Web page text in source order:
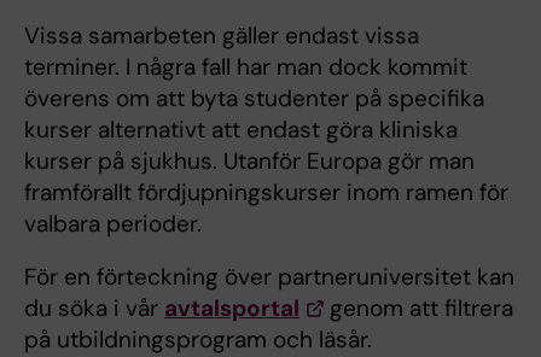
Vissa samarbeten gäller endast vissa
terminer. I några fall har man dock kommit
överens om att byta studenter på specifika
kurser alternativt att endast göra kliniska
kurser på sjukhus. Utanför Europa gör man
framförallt fördjupningskurser inom ramen för
valbara perioder.
För en förteckning över partneruniversitet kan
du söka i vår avtalsportal
genom att filtrera
på utbildningsprogram och läsår.